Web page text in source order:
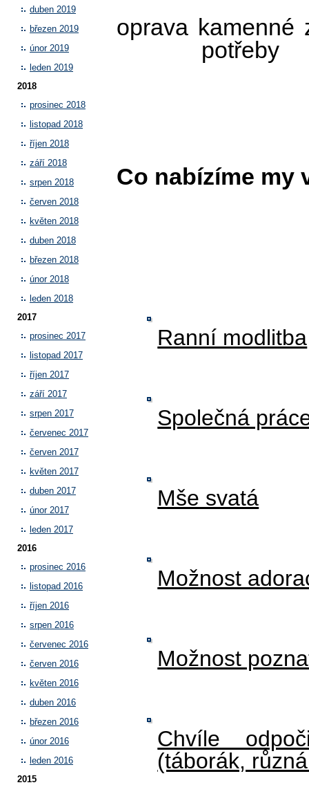
duben 2019
březen 2019
únor 2019
leden 2019
2018
prosinec 2018
listopad 2018
říjen 2018
září 2018
srpen 2018
červen 2018
květen 2018
duben 2018
březen 2018
únor 2018
leden 2018
2017
prosinec 2017
listopad 2017
říjen 2017
září 2017
srpen 2017
červenec 2017
červen 2017
květen 2017
duben 2017
únor 2017
leden 2017
2016
prosinec 2016
listopad 2016
říjen 2016
srpen 2016
červenec 2016
červen 2016
květen 2016
duben 2016
březen 2016
únor 2016
leden 2016
2015
oprava
potřeby
Co nabízíme my
Ranní modlitba
Společná
Mše svatá
Možnost
Možnost
Chvíle
(táborák,